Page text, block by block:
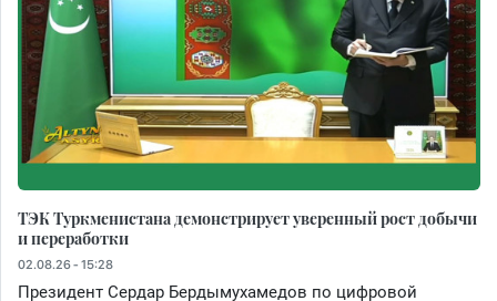
ТЭК Туркменистана демонстрирует уверенный рост добычи
и переработки
02.08.26 - 15:28
Президент Сердар Бердымухамедов по цифровой